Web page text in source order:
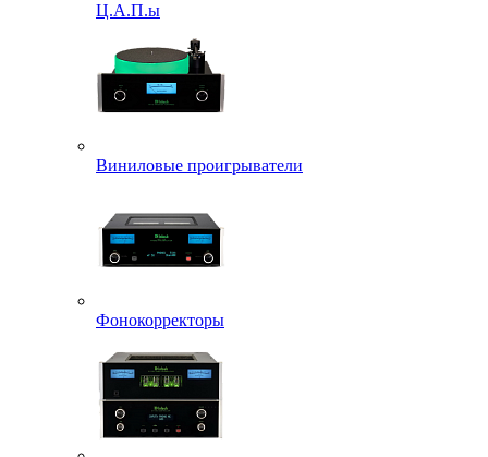
Ц.А.П.ы
Виниловые проигрыватели
Фонокорректоры